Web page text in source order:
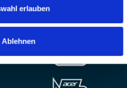
erlauben
Ablehnen